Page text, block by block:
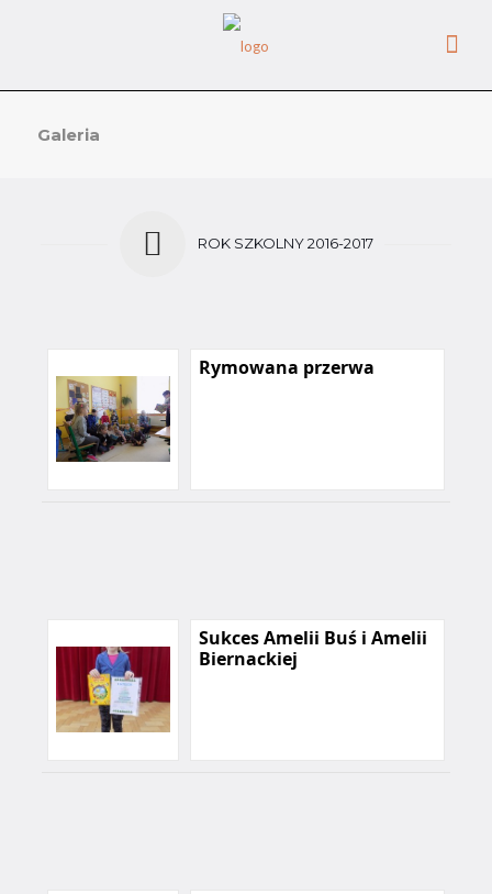
Galeria
ROK SZKOLNY 2016-2017
Rymowana przerwa
Sukces Amelii Buś i Amelii
Biernackiej